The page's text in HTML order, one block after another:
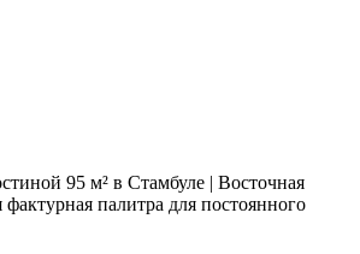
95 м² в Стамбуле | Восточная
палитра для постоянного